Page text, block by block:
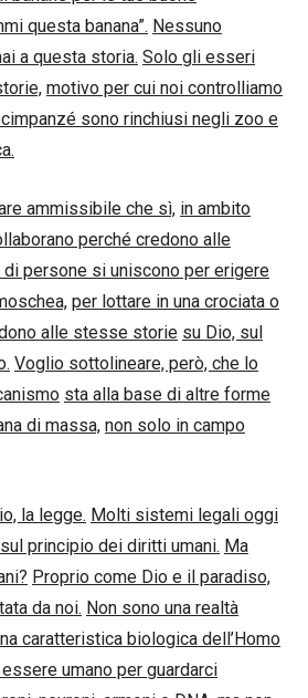
questa banana”. Nessuno
a questa storia. Solo gli esseri
motivo per cui noi controlliamo
sono rinchiusi negli zoo e
ammissibile che sì, in ambito
perché credono alle
persone si uniscono per erigere
per lottare in una crociata o
alle stesse storie su Dio, sul
Voglio sottolineare, però, che lo
sta alla base di altre forme
di massa, non solo in campo
la legge. Molti sistemi legali oggi
principio dei diritti umani. Ma
Proprio come Dio e il paradiso,
da noi. Non sono una realtà
caratteristica biologica dell’Homo
umano per guardarci